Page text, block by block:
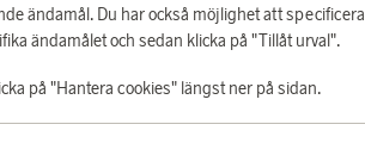
ändamål. Du har också möjlighet att specificera
ändamålet och sedan klicka på "Tillåt urval".
på "Hantera cookies" längst ner på sidan.